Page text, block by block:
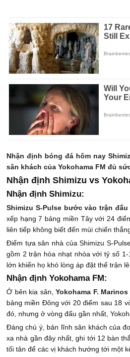
Nhận định bóng đá hôm nay
sân khách của Yokohama FM đủ
Nhận định Shimizu vs
Nhận định Shimizu:
Shimizu S-Pulse bước vào trận
xếp hạng 7 bảng miền Tây với 24
liên tiếp không biết đến mùi chiến
Điểm tựa sân nhà của Shimizu S-
gồm 2 trận hòa nhạt nhòa với tỷ số
lớn khiến họ khó lòng áp đặt thế trận
Nhận định Yokohama FM:
Ở bên kia sân,Yokohama F.
bảng miền Đông với 20 điểm sau 18
đó, nhưng ở vòng đấu gần nhất,
Đáng chú ý, bản lĩnh sân khách của
xa nhà gần đây nhất, ghi tới 12 bàn
tối tân để các vị khách hướng tới một